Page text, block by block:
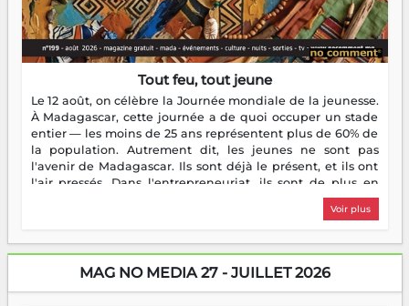
Tout feu, tout jeune
Le 12 août, on célèbre la Journée mondiale de la jeunesse.
À Madagascar, cette journée a de quoi occuper un stade
entier — les moins de 25 ans représentent plus de 60% de
la population. Autrement dit, les jeunes ne sont pas
l'avenir de Madagascar. Ils sont déjà le présent, et ils ont
l'air pressés. Dans l'entrepreneuriat, ils sont de plus en
plus nombreux à se lancer, à créer, à risquer — souvent
sans filet, souvent sans aide, mais toujours avec cette
dorment vraiment la nuit. En culture, les nouvelles sont
encore meilleures. Aina Rasamoelina vient de décrocher le
Prix RFI Instrumental Afrique. Miangaly Elia rafle le Prix
Voir plus
MAG NO MEDIA 27 - JUILLET 2026